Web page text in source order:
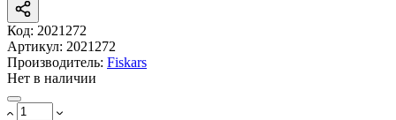
Код: 2021272
Артикул: 2021272
Производитель: Fiskars
Нет в наличии